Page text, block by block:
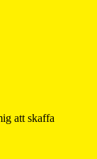
att skaffa